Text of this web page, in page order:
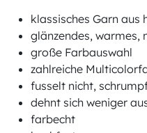
klassisches Garn aus
glänzendes, warmes,
große Farbauswahl
zahlreiche
fusselt nicht,
dehnt sich weniger
farbecht